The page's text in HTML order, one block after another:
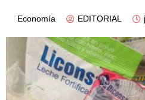
Economía EDITORIAL